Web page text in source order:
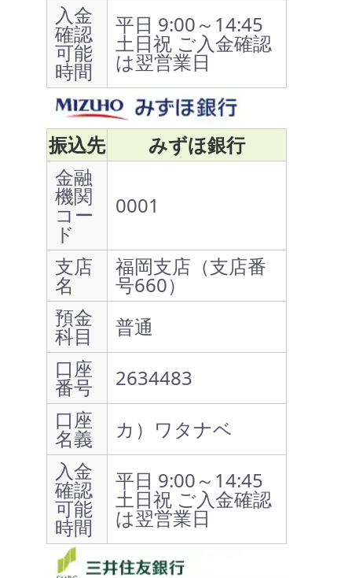
入金
確認
可能
時間
平日 9:00～14:45
土日祝 ご入金確認
は翌営業日
振込先
みずほ銀行
金融
機関
コー
ド
0001
支店
名
福岡支店（支店番
号660）
預金
科目
普通
口座
番号
2634483
口座
名義
カ）ワタナベ
入金
確認
可能
時間
平日 9:00～14:45
土日祝 ご入金確認
は翌営業日